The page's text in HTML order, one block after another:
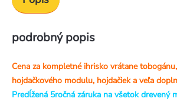
podrobný popis
Cena za kompletné ihrisko vrátane
hojdačkového modulu, hojdačiek a veľa
Predĺžená 5ročná záruka na všetok drevený